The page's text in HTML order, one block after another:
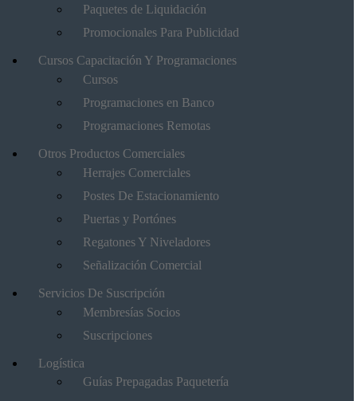
Paquetes de Liquidación
Promocionales Para Publicidad
Cursos Capacitación Y Programaciones
Cursos
Programaciones en Banco
Programaciones Remotas
Otros Productos Comerciales
Herrajes Comerciales
Postes De Estacionamiento
Puertas y Portónes
Regatones Y Niveladores
Señalización Comercial
Servicios De Suscripción
Membresías Socios
Suscripciones
Logística
Guías Prepagadas Paquetería